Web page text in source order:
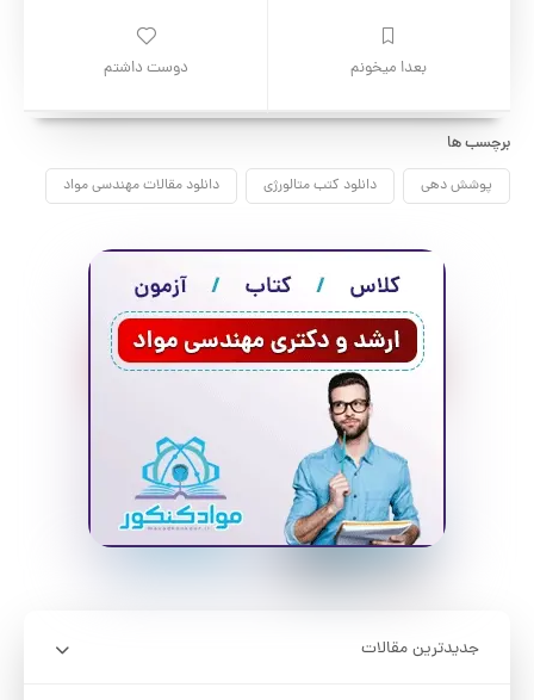
بعدا میخونم دوست داشتم
برچسب ها
پوشش دهی دانلود کتب متالورژی دانلود مقالات مهندسی مواد
جدیدترین مقالات